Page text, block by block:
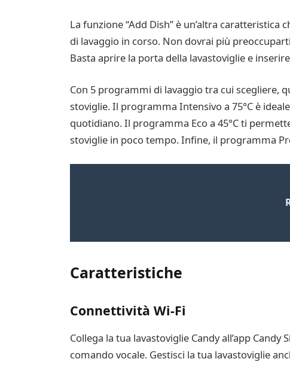
La funzione “Add Dish” è un’altra
di lavaggio in corso. Non dovrai più
Basta aprire la porta della lavastoviglie e
Con 5 programmi di lavaggio tra cui scegliere,
stoviglie. Il programma Intensivo a 75°C è
quotidiano. Il programma Eco a 45°C ti
stoviglie in poco tempo. Infine, il programma
Caratteristiche
Connettività Wi-Fi
Collega la tua lavastoviglie Candy all’app
comando vocale. Gestisci la tua lavastoviglie